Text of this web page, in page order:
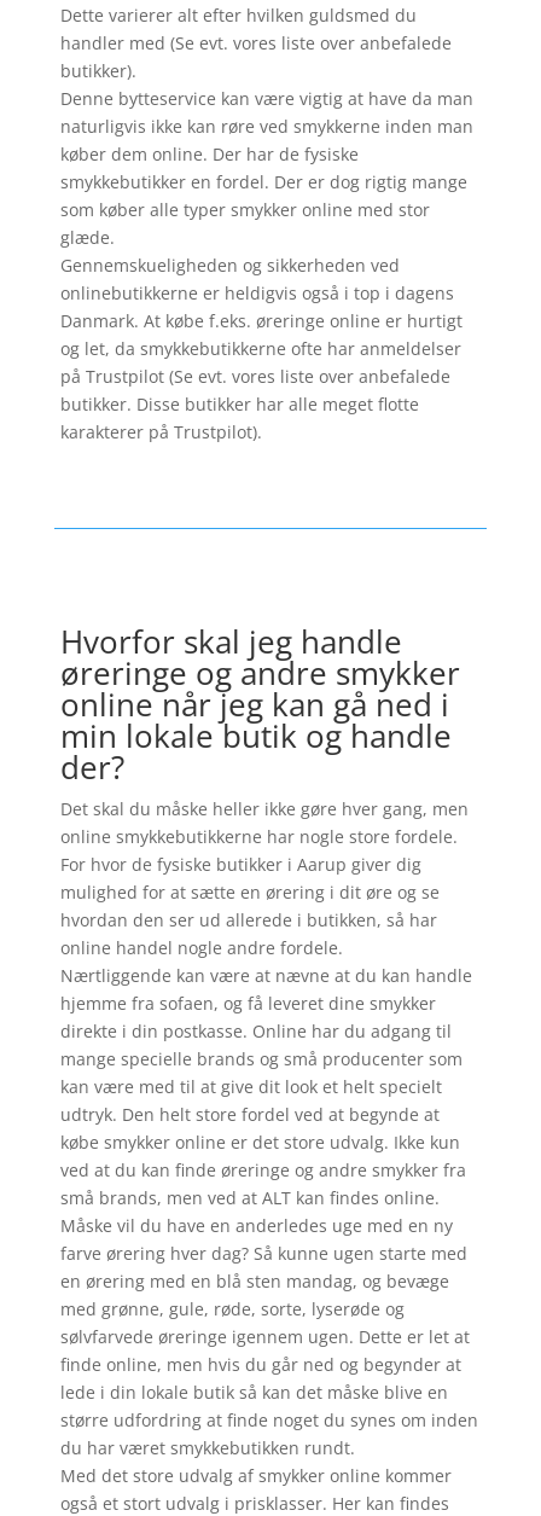
Dette varierer alt efter hvilken guldsmed du
handler med (Se evt. vores liste over anbefalede
butikker).
Denne bytteservice kan være vigtig at have da man
naturligvis ikke kan røre ved smykkerne inden man
køber dem online. Der har de fysiske
smykkebutikker en fordel. Der er dog rigtig mange
som køber alle typer smykker online med stor
glæde.
Gennemskueligheden og sikkerheden ved
onlinebutikkerne er heldigvis også i top i dagens
Danmark. At købe f.eks. øreringe online er hurtigt
og let, da smykkebutikkerne ofte har anmeldelser
på Trustpilot (Se evt. vores liste over anbefalede
butikker. Disse butikker har alle meget flotte
karakterer på Trustpilot).
Hvorfor skal jeg handle
øreringe og andre smykker
online når jeg kan gå ned i
min lokale butik og handle
der?
Det skal du måske heller ikke gøre hver gang, men
online smykkebutikkerne har nogle store fordele.
For hvor de fysiske butikker i Aarup giver dig
mulighed for at sætte en ørering i dit øre og se
hvordan den ser ud allerede i butikken, så har
online handel nogle andre fordele.
Nærtliggende kan være at nævne at du kan handle
hjemme fra sofaen, og få leveret dine smykker
direkte i din postkasse. Online har du adgang til
mange specielle brands og små producenter som
kan være med til at give dit look et helt specielt
udtryk. Den helt store fordel ved at begynde at
købe smykker online er det store udvalg. Ikke kun
ved at du kan finde øreringe og andre smykker fra
små brands, men ved at ALT kan findes online.
Måske vil du have en anderledes uge med en ny
farve ørering hver dag? Så kunne ugen starte med
en ørering med en blå sten mandag, og bevæge
med grønne, gule, røde, sorte, lyserøde og
sølvfarvede øreringe igennem ugen. Dette er let at
finde online, men hvis du går ned og begynder at
lede i din lokale butik så kan det måske blive en
større udfordring at finde noget du synes om inden
du har været smykkebutikken rundt.
Med det store udvalg af smykker online kommer
også et stort udvalg i prisklasser. Her kan findes